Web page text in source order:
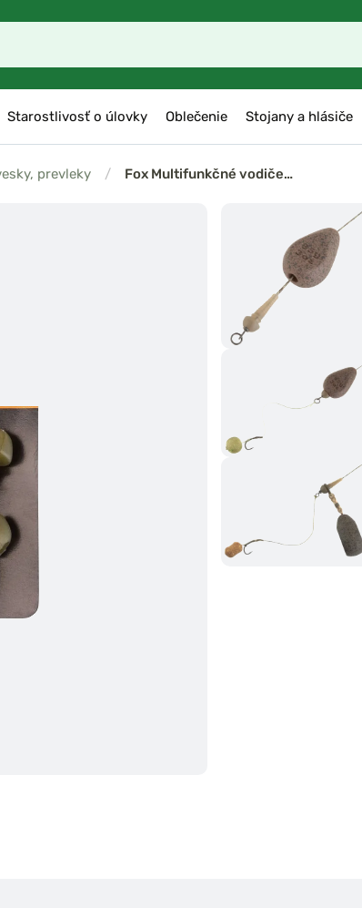
Starostlivosť o úlovky Oblečenie Stojany a hlásiče
prevleky / Fox Multifunkčné vodiče…